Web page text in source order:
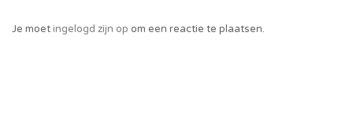
Je moetingelogd zijn op om een reactie te plaatsen.